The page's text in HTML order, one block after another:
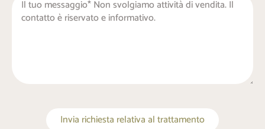
Invia richiesta relativa al trattamento